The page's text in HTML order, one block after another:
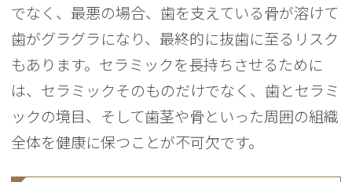
でなく、最悪の場合、歯を支えている骨が溶けて
歯がグラグラになり、最終的に抜歯に至るリスク
もあります。セラミックを長持ちさせるために
は、セラミックそのものだけでなく、歯とセラミ
ックの境目、そして歯茎や骨といった周囲の組織
全体を健康に保つことが不可欠です。